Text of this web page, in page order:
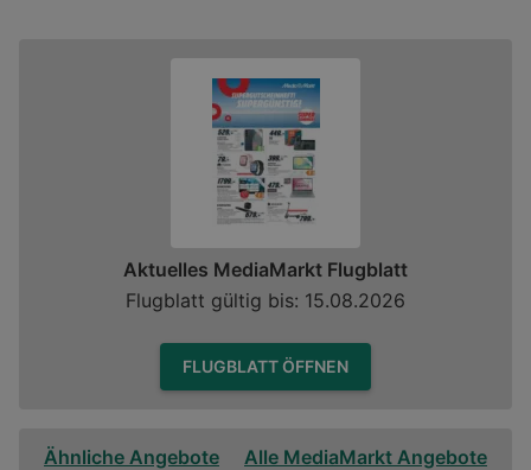
Aktuelles MediaMarkt Flugblatt
Flugblatt gültig bis: 15.08.2026
FLUGBLATT ÖFFNEN
Ähnliche Angebote Alle MediaMarkt Angebote